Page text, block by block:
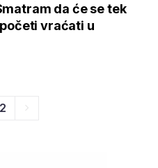
da će se tek
vraćati u
2